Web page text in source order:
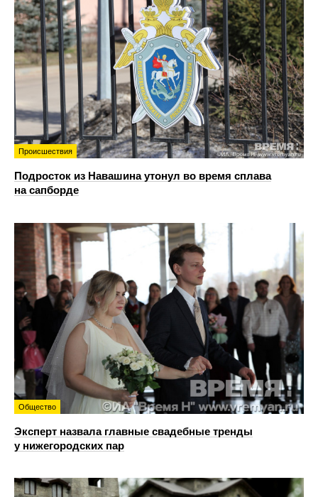
Происшествия
Подросток из Навашина утонул во время сплава
на сапборде
Общество
Эксперт назвала главные свадебные тренды
у нижегородских пар